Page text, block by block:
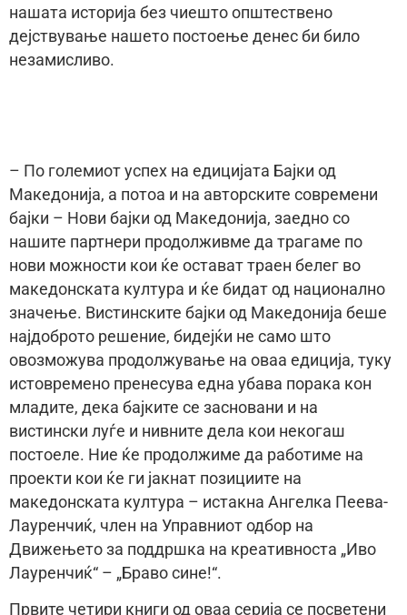
нашата историја без чиешто општествено
дејствување нашето постоење денес би било
незамисливо.
– По големиот успех на едицијата Бајки од
Македонија, а потоа и на авторските современи
бајки – Нови бајки од Македонија, заедно со
нашите партнери продолживме да трагаме по
нови можности кои ќе остават траен белег во
македонската култура и ќе бидат од национално
значење. Вистинските бајки од Македонија беше
најдоброто решение, бидејќи не само што
овозможува продолжување на оваа едиција, туку
истовремено пренесува една убава порака кон
младите, дека бајките се засновани и на
вистински луѓе и нивните дела кои некогаш
постоеле. Ние ќе продолжиме да работиме на
проекти кои ќе ги јакнат позициите на
македонската култура – истакна Ангелка Пеева-
Лауренчиќ, член на Управниот одбор на
Движењето за поддршка на креативноста „Иво
Лауренчиќ“ – „Браво сине!“.
Првите четири книги од оваа серија се посветени